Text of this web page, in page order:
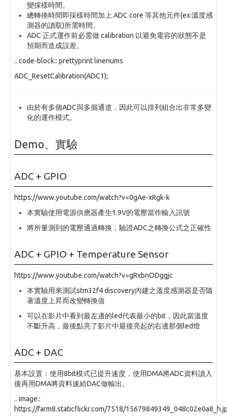
變採樣時間。
總轉換時間即採樣時間加上 ADC core 等其他元件(ex:溫度感
測器的讀取)所需時間。
ADC 正式運作前必需做 calibration 以避免電容的狀態不是
預期而造成誤差。
.. code-block:: prettyprint linenums
ADC_ResetCalibration(ADC1);
由於有多個ADC與多個通道，因此可以排列組合出非常多變
化的運作模式。
Demo、實驗
ADC + GPIO
https://www.youtube.com/watch?v=0gAe-xRgk-k
本實驗使用電源供應器產生1.9V的電壓當作輸入訊號
將所量測到的電壓通過轉換，驗證ADC之轉換公式之正確性
ADC + GPIO + Temperature Sensor
https://www.youtube.com/watch?v=gRxbnODggjc
本實驗用來測試stm32f4 discovery內建之溫度感測器是否隨
著溫度上昇而改變轉換值
可以在影片中看到最左邊的led代表最小的bit，因此當溫度
不斷升高，最後點亮了影片中最後亮起的右邊那個led燈
ADC + DAC
基本設置：使用8bit模式已提升速度，使用DMA將ADC資料讀入
後再用DMA將資料速給DAC做輸出。
.. image::
https://farm8.staticflickr.com/7518/